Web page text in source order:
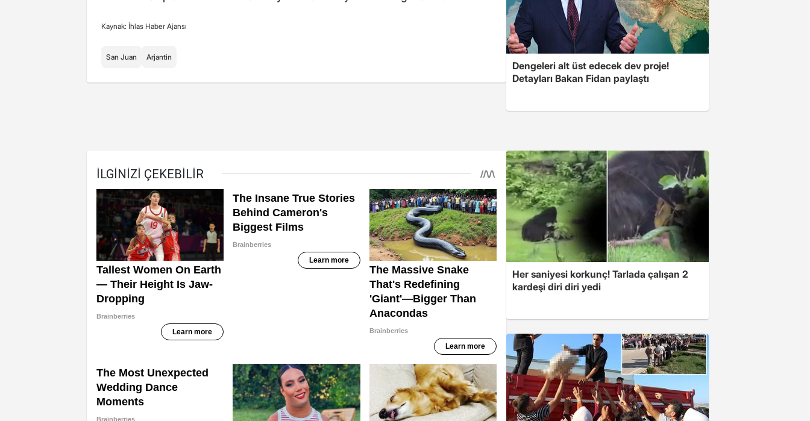
Kaynak: İhlas Haber Ajansı
San Juan Arjantin
Dengeleri alt üst edecek dev proje!
Detayları Bakan Fidan paylaştı
Her saniyesi korkunç! Tarlada çalışan 2
kardeşi diri diri yedi